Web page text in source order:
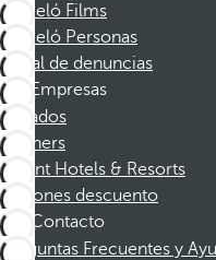
Barceló Films
Barceló Personas
Canal de denuncias
Empresas
Afiliados
Partners
Dorint Hotels & Resorts
Cupones descuento
Contacto
Preguntas Frecuentes y